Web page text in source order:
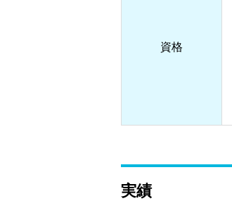
資格
実績